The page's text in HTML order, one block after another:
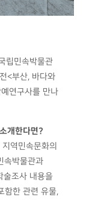
립민속박물관
<부산, 바다와
연구사를 만나
개한다면?
역민속문화의
속박물관과
술조사 내용을
함한 관련 유물,